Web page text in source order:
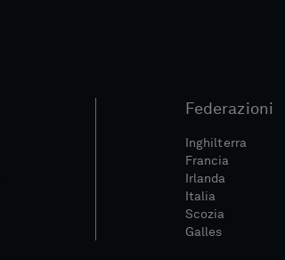
Federazioni
Inghilterra
Francia
Irlanda
Italia
Scozia
Galles